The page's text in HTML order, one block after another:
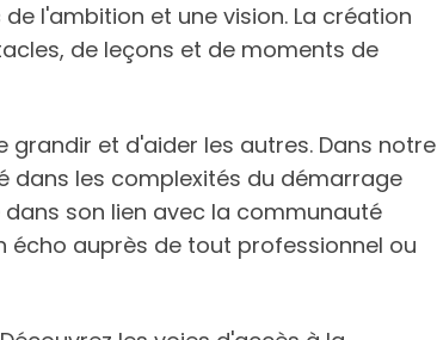
l'ambition et une vision. La création
de leçons et de moments de
et d'aider les autres. Dans notre
dans les complexités du démarrage
son lien avec la communauté
écho auprès de tout professionnel ou